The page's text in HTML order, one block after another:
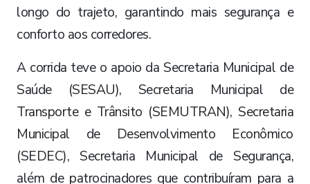
longo do trajeto, garantindo mais segurança e
conforto aos corredores.
A corrida teve o apoio da Secretaria Municipal de
Saúde (SESAU), Secretaria Municipal de
Transporte e Trânsito (SEMUTRAN), Secretaria
Municipal de Desenvolvimento Econômico
(SEDEC), Secretaria Municipal de Segurança,
além de patrocinadores que contribuíram para a